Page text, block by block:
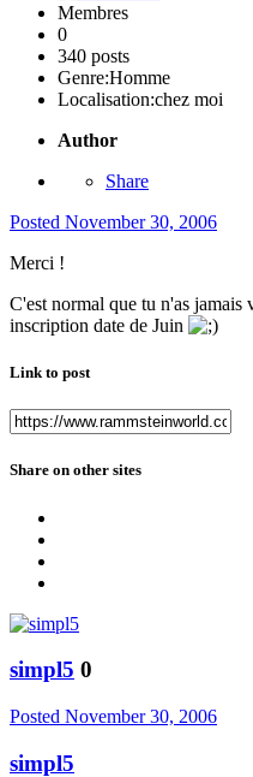
Membres
0
340 posts
Genre:Homme
Localisation:chez moi
Author
Share
Posted November 30, 2006
Merci !
C'est normal que tu n'as jamais
inscription date de Juin
Link to post
Share on other sites
simpl5 0
Posted November 30, 2006
simpl5